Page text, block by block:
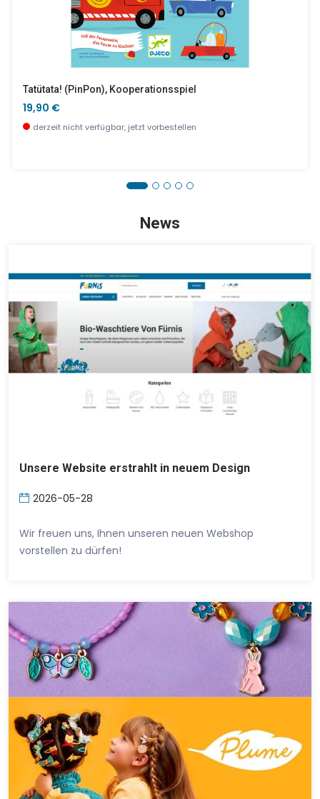
Gymnastikband - Stella
6er-Set Minen Blau - Mittlere Spitze
Tatütata! (PinPon), Kooperationsspiel
19,90 €
derzeit nicht verfügbar, jetzt vorbestellen
News
Unsere Website erstrahlt in neuem Design
2026-05-28
Wir freuen uns, Ihnen unseren neuen Webshop
vorstellen zu dürfen!